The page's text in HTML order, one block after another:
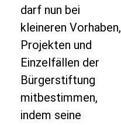
darf nun bei
kleineren Vorhaben,
Projekten und
Einzelfällen der
Bürgerstiftung
mitbestimmen,
indem seine